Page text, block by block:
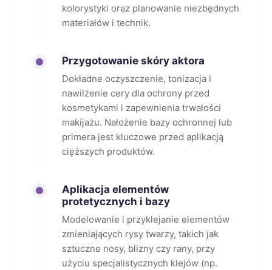
kolorystyki oraz planowanie niezbędnych
materiałów i technik.
Przygotowanie skóry aktora
Dokładne oczyszczenie, tonizacja i
nawilżenie cery dla ochrony przed
kosmetykami i zapewnienia trwałości
makijażu. Nałożenie bazy ochronnej lub
primera jest kluczowe przed aplikacją
cięższych produktów.
Aplikacja elementów
protetycznych i bazy
Modelowanie i przyklejanie elementów
zmieniających rysy twarzy, takich jak
sztuczne nosy, blizny czy rany, przy
użyciu specjalistycznych klejów (np.